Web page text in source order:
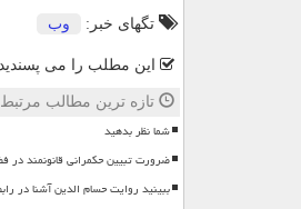
تگهای خبر:
وب
این مطلب را می
تازه ترین مطالب مرتبط
شما نظر بدهید
ضرورت تبیین حکمرانی قانونمند در
ببینید روایت حسام الدین آشنا در